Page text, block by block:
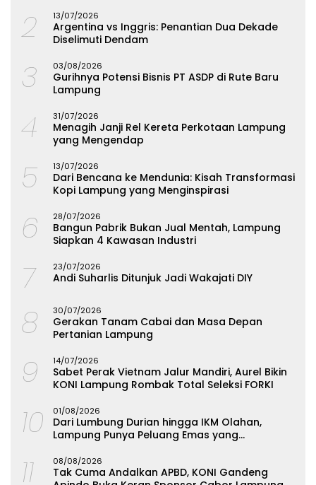
2 13/07/2026
Argentina vs Inggris: Penantian Dua Dekade
Diselimuti Dendam
3 03/08/2026
Gurihnya Potensi Bisnis PT ASDP di Rute Baru
Lampung
4 31/07/2026
Menagih Janji Rel Kereta Perkotaan Lampung
yang Mengendap
5 13/07/2026
Dari Bencana ke Mendunia: Kisah Transformasi
Kopi Lampung yang Menginspirasi
6 28/07/2026
Bangun Pabrik Bukan Jual Mentah, Lampung
Siapkan 4 Kawasan Industri
7 23/07/2026
Andi Suharlis Ditunjuk Jadi Wakajati DIY
8 30/07/2026
Gerakan Tanam Cabai dan Masa Depan
Pertanian Lampung
9 14/07/2026
Sabet Perak Vietnam Jalur Mandiri, Aurel Bikin
KONI Lampung Rombak Total Seleksi FORKI
10 01/08/2026
Dari Lumbung Durian hingga IKM Olahan,
Lampung Punya Peluang Emas yang
11 08/08/2026
Tak Cuma Andalkan APBD, KONI Gandeng